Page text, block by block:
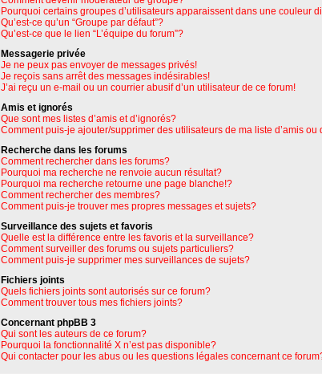
Pourquoi certains groupes d’utilisateurs apparaissent dans une couleur
Qu’est-ce qu’un “Groupe par défaut”?
Qu’est-ce que le lien “L’équipe du forum”?
Messagerie privée
Je ne peux pas envoyer de messages privés!
Je reçois sans arrêt des messages indésirables!
J’ai reçu un e-mail ou un courrier abusif d’un utilisateur de ce forum!
Amis et ignorés
Que sont mes listes d’amis et d’ignorés?
Comment puis-je ajouter/supprimer des utilisateurs de ma liste d’amis ou
Recherche dans les forums
Comment rechercher dans les forums?
Pourquoi ma recherche ne renvoie aucun résultat?
Pourquoi ma recherche retourne une page blanche!?
Comment rechercher des membres?
Comment puis-je trouver mes propres messages et sujets?
Surveillance des sujets et favoris
Quelle est la différence entre les favoris et la surveillance?
Comment surveiller des forums ou sujets particuliers?
Comment puis-je supprimer mes surveillances de sujets?
Fichiers joints
Quels fichiers joints sont autorisés sur ce forum?
Comment trouver tous mes fichiers joints?
Concernant phpBB 3
Qui sont les auteurs de ce forum?
Pourquoi la fonctionnalité X n’est pas disponible?
Qui contacter pour les abus ou les questions légales concernant ce